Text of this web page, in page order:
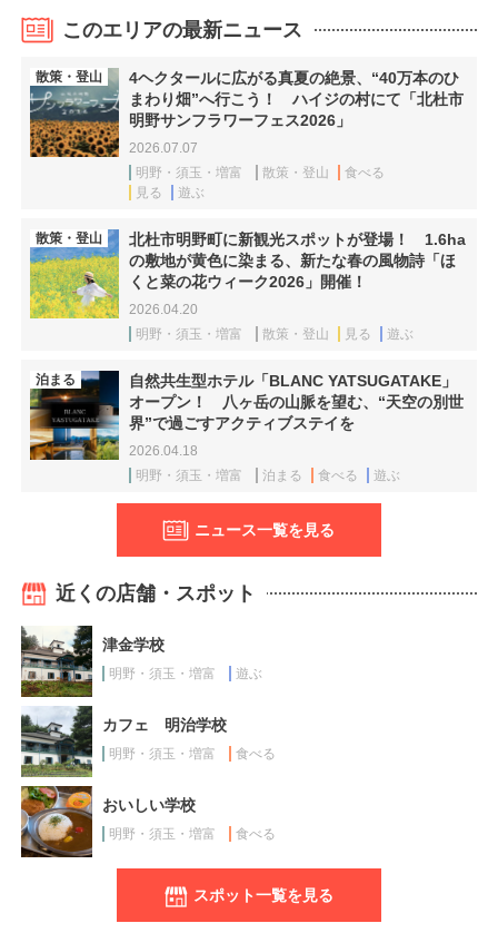
このエリアの最新ニュース
散策・登山
4ヘクタールに広がる真夏の絶景、“40万本のひ
まわり畑”へ行こう！ ハイジの村にて「北杜市
明野サンフラワーフェス2026」
2026.07.07
明野・須玉・増富
散策・登山
食べる
見る
遊ぶ
散策・登山
北杜市明野町に新観光スポットが登場！ 1.6ha
の敷地が黄色に染まる、新たな春の風物詩「ほ
くと菜の花ウィーク2026」開催！
2026.04.20
明野・須玉・増富
散策・登山 見る 遊ぶ
泊まる
自然共生型ホテル「BLANC YATSUGATAKE」
オープン！ 八ヶ岳の山脈を望む、“天空の別世
界”で過ごすアクティブステイを
2026.04.18
明野・須玉・増富
泊まる 食べる 遊ぶ
ニュース一覧を見る
近くの店舗・スポット
津金学校
明野・須玉・増富 遊ぶ
カフェ 明治学校
明野・須玉・増富 食べる
おいしい学校
明野・須玉・増富 食べる
スポット一覧を見る